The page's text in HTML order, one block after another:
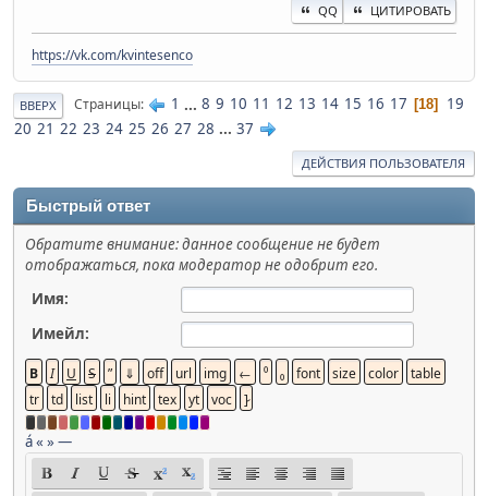
QQ ЦИТИРОВАТЬ
https://vk.com/kvintesenco
ВВЕРХ Страницы 1 ... 8 9 10 11 12 13 14 15 16 17 18
19
20 21 22 23 24 25 26 27 28 ... 37
ДЕЙСТВИЯ ПОЛЬЗОВАТЕЛЯ
Быстрый ответ
Обратите внимание: данное сообщение не будет
отображаться, пока модератор не одобрит его.
Имя:
Имейл:
á« »—